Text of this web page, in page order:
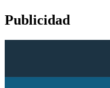
Publicidad